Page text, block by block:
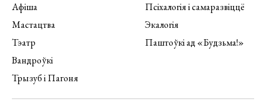
Афіша
Мастацтва
Тэатр
Вандроўкі
Трызуб і Пагоня
Псіхалогія і самаразвіццё
Экалогія
Паштоўкі ад «Будзьма!»